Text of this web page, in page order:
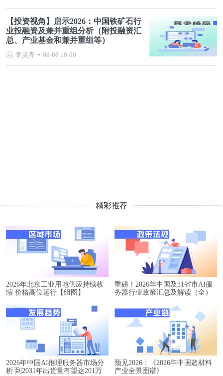
【投资视角】启示2026：中国铁矿石行
业投融资及兼并重组分析（附投融资汇
总、产业基金和兼并重组等）
李灵卉 08-08 10:00
精彩推荐
2026年北京工业用地供应持续收
缩 价格高位运行【组图】
重磅！2026年中国及31省市AI服
务器行业政策汇总及解读（全）
2026年中国AI推理服务器市场分
析 到2031年出货量有望达201万
预见2026：《2026年中国超材料
产业全景图谱》